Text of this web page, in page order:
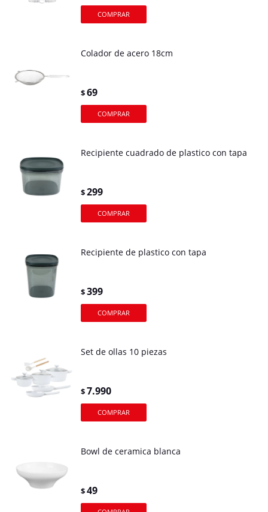
Colador de acero 18cm
$69
Recipiente cuadrado de plastico con tapa
$299
Recipiente de plastico con tapa
$399
Set de ollas 10 piezas
$7.990
Bowl de ceramica blanca
$49